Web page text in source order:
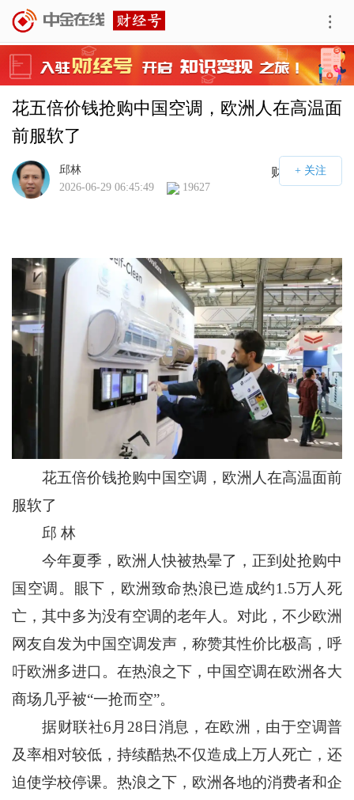
花五倍价钱抢购中国空调，欧洲人在高温面
前服软了
财经号APP
邱林
2026-06-29 06:45:49
19627
花五倍价钱抢购中国空调，欧洲人在高温面前
服软了
邱 林
今年夏季，欧洲人快被热晕了，正到处抢购中
国空调。眼下，欧洲致命热浪已造成约1.5万人死
亡，其中多为没有空调的老年人。对此，不少欧洲
网友自发为中国空调发声，称赞其性价比极高，呼
吁欧洲多进口。在热浪之下，中国空调在欧洲各大
商场几乎被“一抢而空”。
据财联社6月28日消息，在欧洲，由于空调普
及率相对较低，持续酷热不仅造成上万人死亡，还
迫使学校停课。热浪之下，欧洲各地的消费者和企